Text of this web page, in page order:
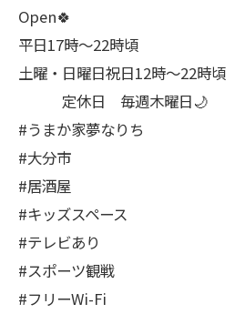
Open🍀
平日17時～22時頃
土曜・日曜日祝日12時〜22時頃
定休日 毎週木曜日🌙
#うまか家夢なりち
#大分市
#居酒屋
#キッズスペース
#テレビあり
#スポーツ観戦
#フリーWi-Fi